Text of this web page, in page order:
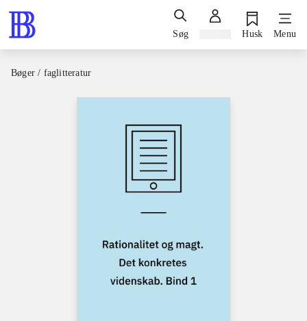
Søg Husk Menu
Bøger / faglitteratur